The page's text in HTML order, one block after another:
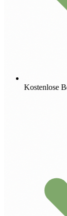
Kostenlose